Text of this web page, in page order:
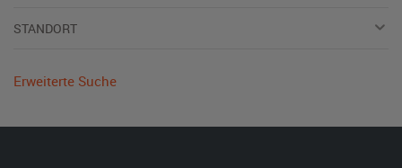
STANDORT
Erweiterte Suche